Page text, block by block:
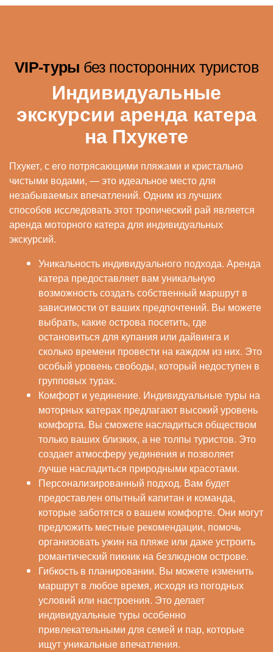
VIP-туры без посторонних туристов
Индивидуальные
экскурсии аренда катера
на Пхукете
Пхукет, с его потрясающими пляжами и кристально
чистыми водами, — это идеальное место для
незабываемых впечатлений. Одним из лучших
способов исследовать этот тропический рай является
аренда моторного катера для индивидуальных
экскурсий.
Уникальность индивидуального подхода. Аренда
катера предоставляет вам уникальную
возможность создать собственный маршрут в
зависимости от ваших предпочтений. Вы можете
выбрать, какие острова посетить, где
остановиться для купания или дайвинга и
сколько времени провести на каждом из них. Это
особый уровень свободы, который недоступен в
групповых турах.
Комфорт и уединение. Индивидуальные туры на
моторных катерах предлагают высокий уровень
комфорта. Вы сможете насладиться обществом
только ваших близких, а не толпы туристов. Это
создает атмосферу уединения и позволяет
лучше насладиться природными красотами.
Персонализированный подход. Вам будет
предоставлен опытный капитан и команда,
которые заботятся о вашем комфорте. Они могут
предложить местные рекомендации, помочь
организовать ужин на пляже или даже устроить
романтический пикник на безлюдном острове.
Гибкость в планировании. Вы можете изменить
маршрут в любое время, исходя из погодных
условий или настроения. Это делает
индивидуальные туры особенно
привлекательными для семей и пар, которые
ищут уникальные впечатления.